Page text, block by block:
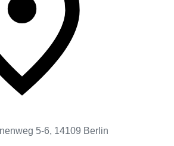
5-6, 14109 Berlin